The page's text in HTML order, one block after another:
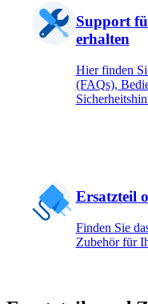
Support
erhalten
Hier finden
(FAQs),
Ersatzteil
Finden Sie
Zubehör für